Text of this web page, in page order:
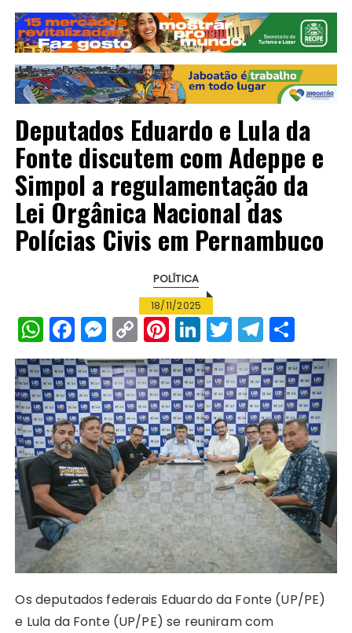
Deputados Eduardo e Lula da
Fonte discutem com Adeppe e
Simpol a regulamentação da
Lei Orgânica Nacional das
Polícias Civis em Pernambuco
POLÍTICA
18/11/2025
W
h
a
ts
A
p
p
F
a
c
e
b
o
o
k
M
e
s
s
e
n
g
er
C
o
p
y
Li
n
k
Pi
n
te
re
st
Li
n
k
e
dI
n
T
w
it
te
r
T
el
e
g
r
a
m
h
a
re
Os deputados federais Eduardo da Fonte (UP/PE)
e Lula da Fonte (UP/PE) se reuniram com